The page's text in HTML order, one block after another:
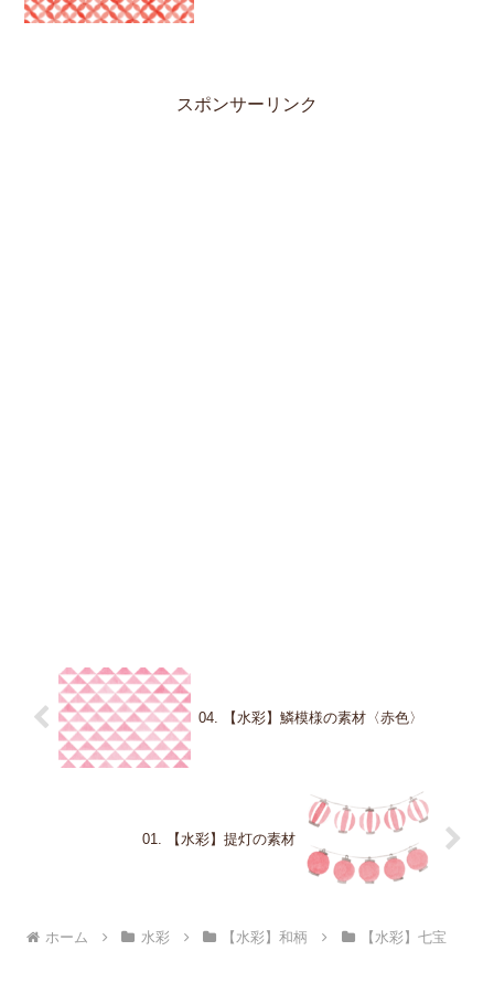
スポンサーリンク
04. 【水彩】鱗模様の素材〈赤色〉
01. 【水彩】提灯の素材
ホーム 水彩 【水彩】和柄 【水彩】七宝